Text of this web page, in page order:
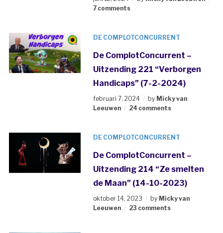
7 comments
DE COMPLOTCONCURRENT
De ComplotConcurrent –
Uitzending 221 “Verborgen
Handicaps” (7-2-2024)
februari 7, 2024 by Micky van
Leeuwen
24 comments
DE COMPLOTCONCURRENT
De ComplotConcurrent –
Uitzending 214 “Ze smelten
de Maan” (14-10-2023)
oktober 14, 2023 by Micky van
Leeuwen
23 comments